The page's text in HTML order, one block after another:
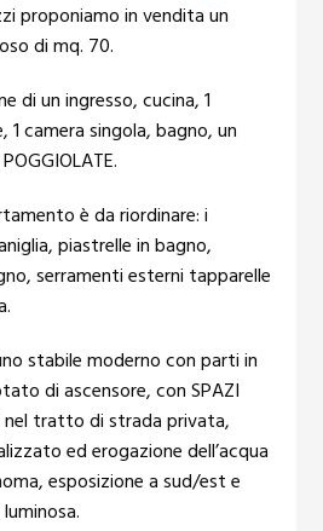
proponiamo in vendita un
di mq. 70.
di un ingresso, cucina, 1
1 camera singola, bagno, un
è da riordinare: i
piastrelle in bagno,
serramenti esterni tapparelle
stabile moderno con parti in
di ascensore, con SPAZI
nel tratto di strada privata,
ed erogazione dell’acqua
esposizione a sud/est e